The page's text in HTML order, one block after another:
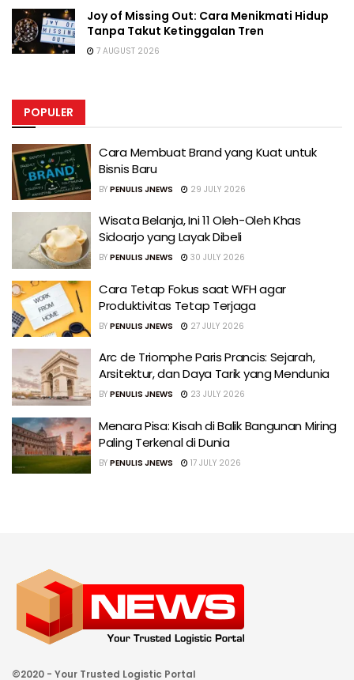
Joy of Missing Out: Cara Menikmati Hidup
Tanpa Takut Ketinggalan Tren
7 AUGUST 2026
POPULER
Cara Membuat Brand yang Kuat untuk
Bisnis Baru
BY PENULIS JNEWS 29 JULY 2026
Wisata Belanja, Ini 11 Oleh-Oleh Khas
Sidoarjo yang Layak Dibeli
BY PENULIS JNEWS 30 JULY 2026
Cara Tetap Fokus saat WFH agar
Produktivitas Tetap Terjaga
BY PENULIS JNEWS 27 JULY 2026
Arc de Triomphe Paris Prancis: Sejarah,
Arsitektur, dan Daya Tarik yang Mendunia
BY PENULIS JNEWS 23 JULY 2026
Menara Pisa: Kisah di Balik Bangunan Miring
Paling Terkenal di Dunia
BY PENULIS JNEWS 17 JULY 2026
©2020 - Your Trusted Logistic Portal